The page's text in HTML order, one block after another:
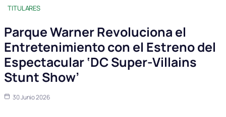
TITULARES
Parque Warner Revoluciona el
Entretenimiento con el Estreno del
Espectacular ‘DC Super-Villains
Stunt Show’
30 Junio 2026